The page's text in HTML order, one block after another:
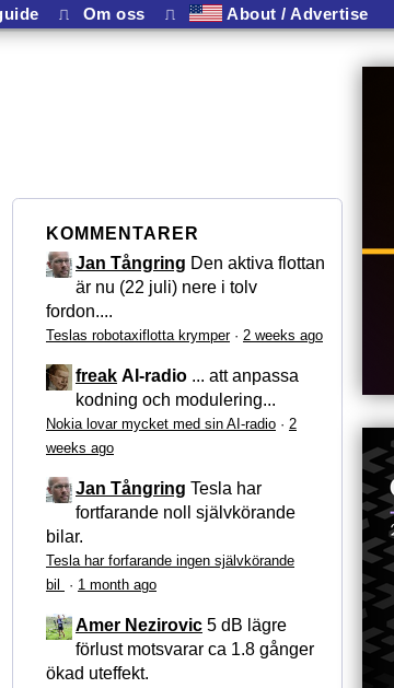
⎍ Om oss ⎍ About / Advertise
KOMMENTARER
Jan Tångring Den aktiva flottan
är nu (22 juli) nere i tolv
fordon....
Teslas robotaxiflotta krymper· 2 weeks ago
freak AI-radio ... att anpassa
kodning och modulering...
Nokia lovar mycket med sin AI-radio · 2
weeks ago
Jan Tångring Tesla har
fortfarande noll självkörande
bilar.
Tesla har forfarande ingen självkörande
bil
· 1 month ago
Amer Nezirovic 5 dB lägre
förlust motsvarar ca 1.8 gånger
ökad uteffekt.